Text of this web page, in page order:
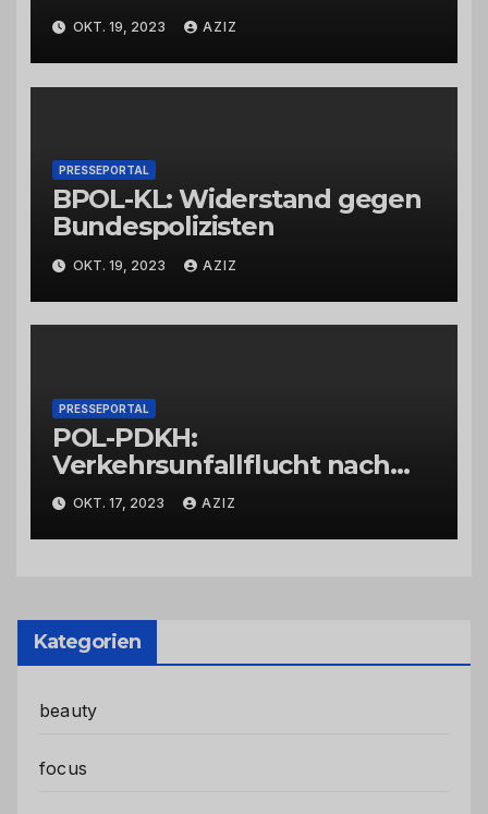
Bad Kreuznach beeinflusst
Feierabendverkehr
OKT. 19, 2023 AZIZ
PRESSEPORTAL
BPOL-KL: Widerstand gegen
Bundespolizisten
OKT. 19, 2023 AZIZ
PRESSEPORTAL
POL-PDKH:
Verkehrsunfallflucht nach
Abbiegevorgang
OKT. 17, 2023 AZIZ
Kategorien
beauty
focus